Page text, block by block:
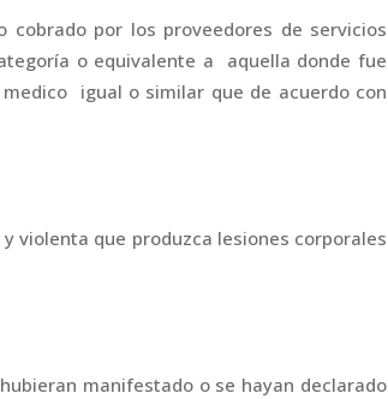
por los proveedores de servicios
o equivalente a aquella donde fue
igual o similar que de acuerdo con
violenta que produzca lesiones corporales
manifestado o se hayan declarado